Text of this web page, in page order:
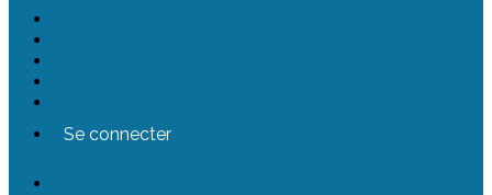
Se connecter